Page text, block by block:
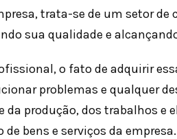
trata-se de um setor
sua qualidade e
o fato de adquirir
problemas e qualquer
da produção, dos trabalhos e
de bens e serviços da empresa.